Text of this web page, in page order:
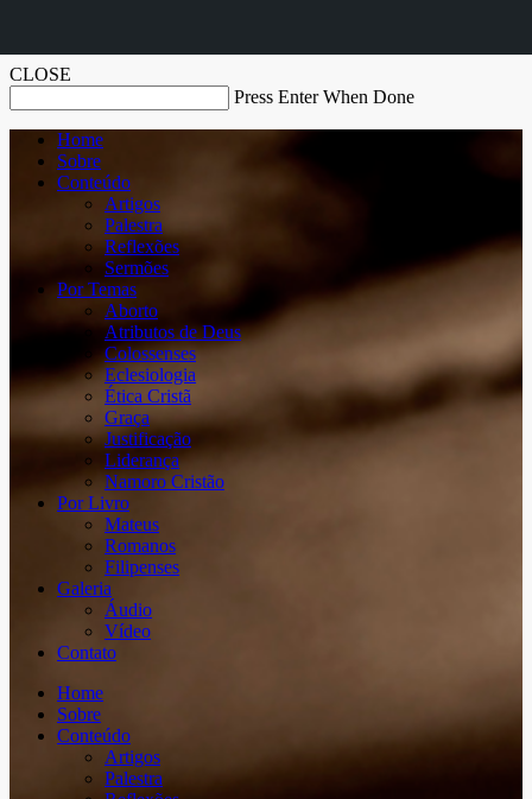
CLOSE
Press Enter When Done
Home
Sobre
Conteúdo
Artigos
Palestra
Reflexões
Sermões
Por Temas
Aborto
Atributos de Deus
Colossenses
Eclesiologia
Ética Cristã
Graça
Justificação
Liderança
Namoro Cristão
Por Livro
Mateus
Romanos
Filipenses
Galeria
Áudio
Vídeo
Contato
Home
Sobre
Conteúdo
Artigos
Palestra